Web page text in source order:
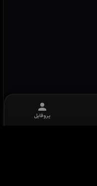
پروفایل